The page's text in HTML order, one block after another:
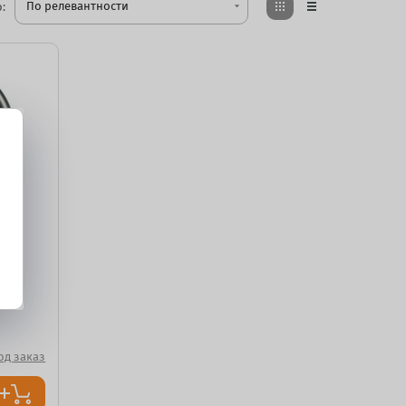
По релевантности arrow_drop_down
заказ